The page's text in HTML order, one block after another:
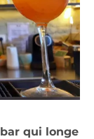
qui longe